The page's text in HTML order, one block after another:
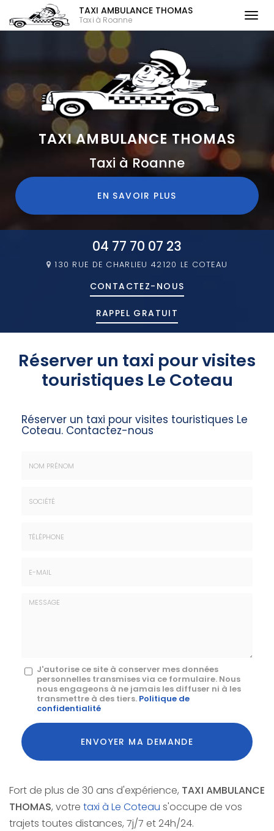
principal
TAXI AMBULANCE THOMAS
Taxi à Roanne
TAXI AMBULANCE THOMAS
Taxi à Roanne
EN SAVOIR PLUS
04 77 70 07 23
130 RUE DE CHARLIEU 42120 LE COTEAU
CONTACTEZ- NOUS
RAPPEL GRATUIT
Réserver un taxi pour visites
touristiques Le Coteau
Réserver un taxi pour visites touristiques Le
Coteau. Contactez-nous
Message
J'autorise ce site à conserver mes données
personnelles transmises via ce formulaire. Nous
nous engageons à ne jamais les diffuser ni à les
transmettre à des tiers. Politique de
confidentialité
Acceptation
RGPD
*
ENVOYER MA DEMANDE
Fort de plus de 30 ans d'expérience, TAXI AMBULANCE
THOMAS, votre taxi à Le Coteau s'occupe de vos
trajets toutes distances, 7j/7 et 24h/24.